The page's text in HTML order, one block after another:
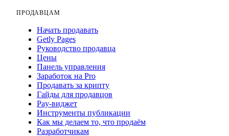
ПРОДАВЦАМ
Начать продавать
Getly Pages
Руководство продавца
Цены
Панель управления
Заработок на Pro
Продавать за крипту
Гайды для продавцов
Pay-виджет
Инструменты публикации
Как мы делаем то, что продаём
Разработчикам